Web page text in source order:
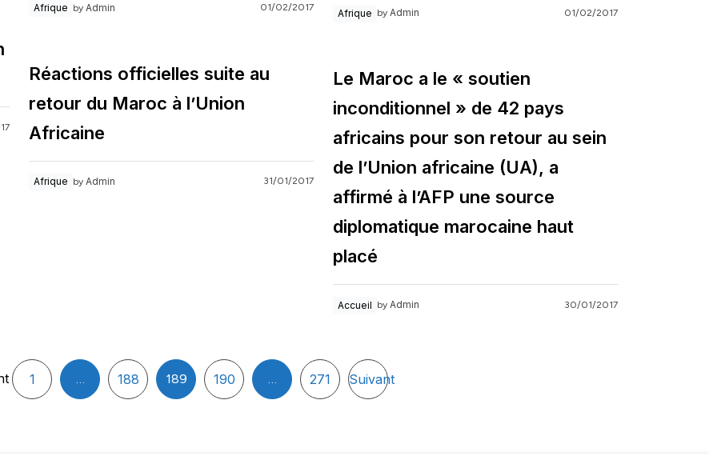
Afrique by Admin 01/02/2017 Afrique by Admin 01/02/2017
Réactions officielles suite au
retour du Maroc à l’Union
Africaine
Afrique by Admin 31/01/2017
Le Maroc a le « soutien
inconditionnel » de 42 pays
africains pour son retour au sein
de l’Union africaine (UA), a
affirmé à l’AFP une source
diplomatique marocaine haut
placé
Accueil by Admin 30/01/2017
1 … 188 189 190 … 271 Suivant